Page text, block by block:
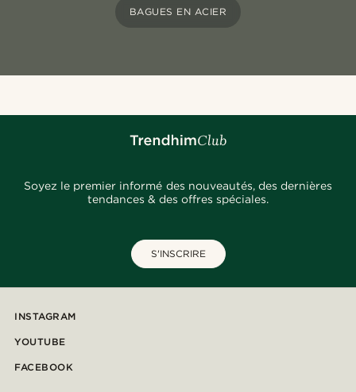
BAGUES EN ACIER
Soyez le premier informé des nouveautés, des dernières
tendances & des offres spéciales.
S'INSCRIRE
INSTAGRAM
YOUTUBE
FACEBOOK